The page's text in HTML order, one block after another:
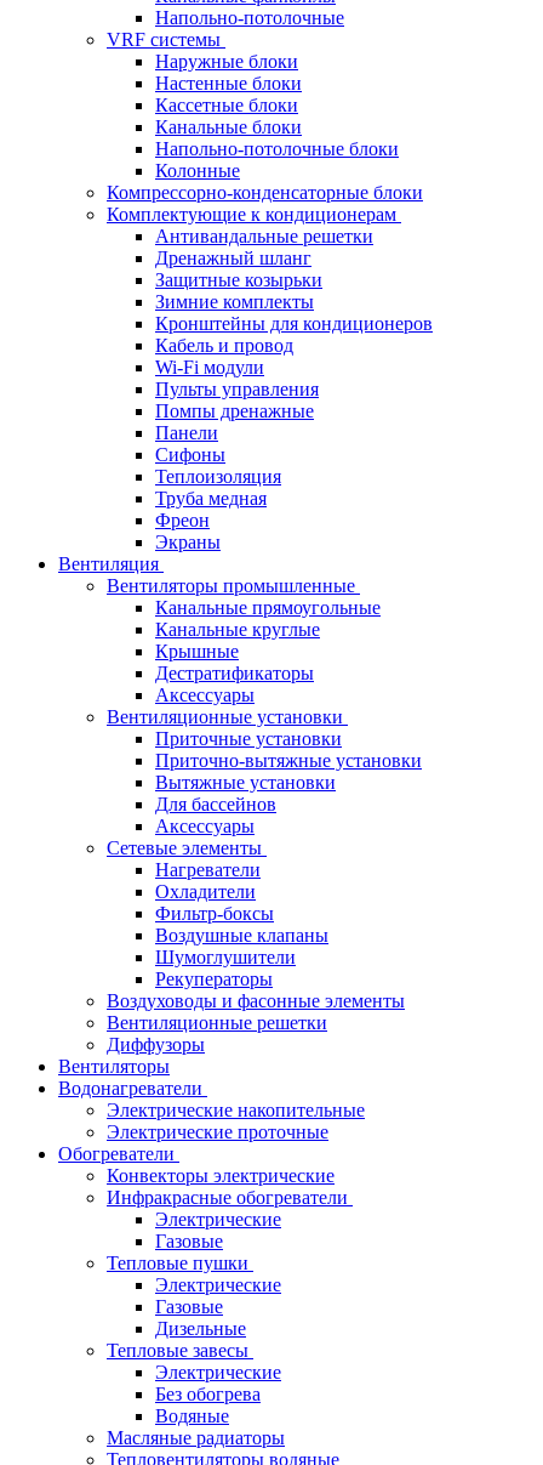
Напольно-потолочные
VRF системы
Наружные блоки
Настенные блоки
Кассетные блоки
Канальные блоки
Напольно-потолочные блоки
Колонные
Компрессорно-конденсаторные блоки
Комплектующие к кондиционерам
Антивандальные решетки
Дренажный шланг
Защитные козырьки
Зимние комплекты
Кронштейны для кондиционеров
Кабель и провод
Wi-Fi модули
Пульты управления
Помпы дренажные
Панели
Сифоны
Теплоизоляция
Труба медная
Фреон
Экраны
Вентиляция
Вентиляторы промышленные
Канальные прямоугольные
Канальные круглые
Крышные
Дестратификаторы
Аксессуары
Вентиляционные установки
Приточные установки
Приточно-вытяжные установки
Вытяжные установки
Для бассейнов
Аксессуары
Сетевые элементы
Нагреватели
Охладители
Фильтр-боксы
Воздушные клапаны
Шумоглушители
Рекуператоры
Воздуховоды и фасонные элементы
Вентиляционные решетки
Диффузоры
Вентиляторы
Водонагреватели
Электрические накопительные
Электрические проточные
Обогреватели
Конвекторы электрические
Инфракрасные обогреватели
Электрические
Газовые
Тепловые пушки
Электрические
Газовые
Дизельные
Тепловые завесы
Электрические
Без обогрева
Водяные
Масляные радиаторы
Тепловентиляторы водяные